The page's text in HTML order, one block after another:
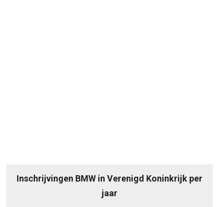
Inschrijvingen BMW in Verenigd Koninkrijk per
jaar